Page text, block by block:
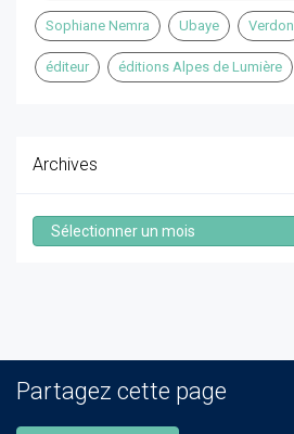
Sophiane Nemra Ubaye Verdon
éditeur éditions Alpes de Lumière
Archives
Archives
Partagez cette page